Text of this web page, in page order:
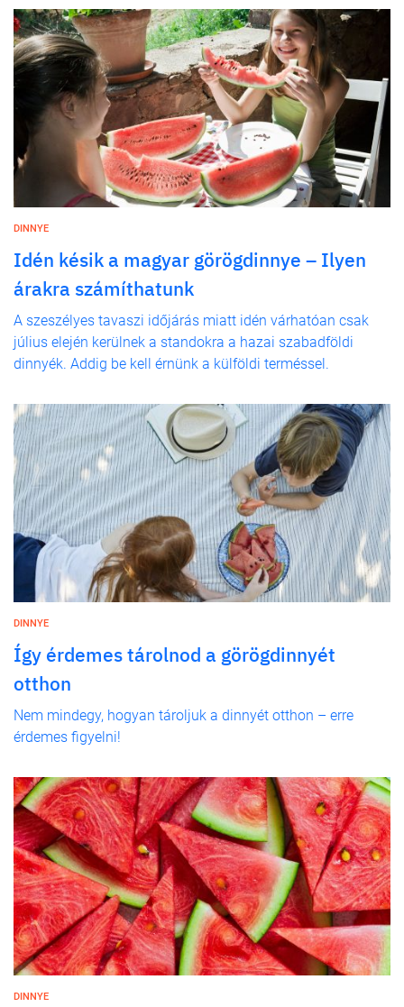
DINNYE
Idén késik a magyar görögdinnye – Ilyen
árakra számíthatunk
A szeszélyes tavaszi időjárás miatt idén várhatóan csak
július elején kerülnek a standokra a hazai szabadföldi
dinnyék. Addig be kell érnünk a külföldi terméssel.
DINNYE
Így érdemes tárolnod a görögdinnyét
otthon
Nem mindegy, hogyan tároljuk a dinnyét otthon – erre
érdemes figyelni!
DINNYE